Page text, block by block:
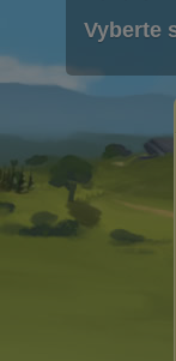
Vyberte